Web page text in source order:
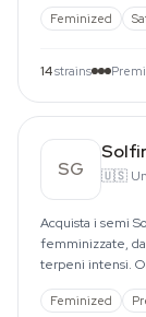
Feminized
14strains
SG 🇺🇸
Acquista i semi
femminizzate, da
terpeni intensi.
Feminized